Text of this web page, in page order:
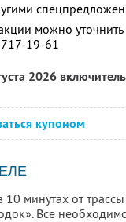
можно
19-61
2026
купоном
10 минутах от
Все